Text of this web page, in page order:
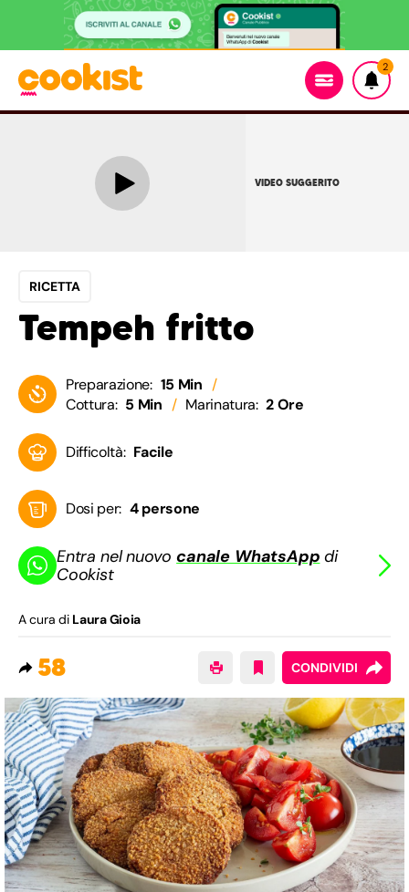
2
VIDEO SUGGERITO
RICETTA
Tempeh fritto
Preparazione: 15 Min
Cottura: 5 Min Marinatura: 2 Ore
Difficoltà: Facile
Dosi per: 4 persone
Entra nel nuovocanale WhatsApp di
Cookist
A cura di Laura Gioia
58 CONDIVIDI